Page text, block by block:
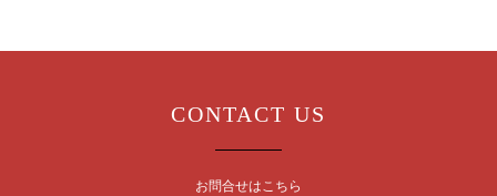
CONTACT US
お問合せはこちら